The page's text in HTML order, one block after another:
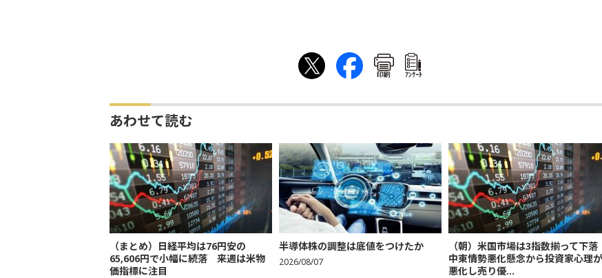
印刷 ｱﾝｹｰﾄ
あわせて読む
（まとめ）日経平均は76円安の
65,606円で小幅に続落 来週は米物
価指標に注目
半導体株の調整は底値をつけたか
2026/08/07
（朝）米国市場は3指数揃って下落
中東情勢悪化懸念から投資家心理が
悪化し売り優...